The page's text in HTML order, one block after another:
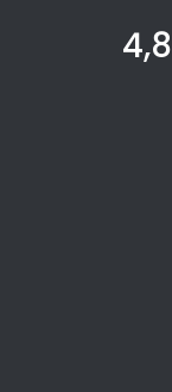
4,8